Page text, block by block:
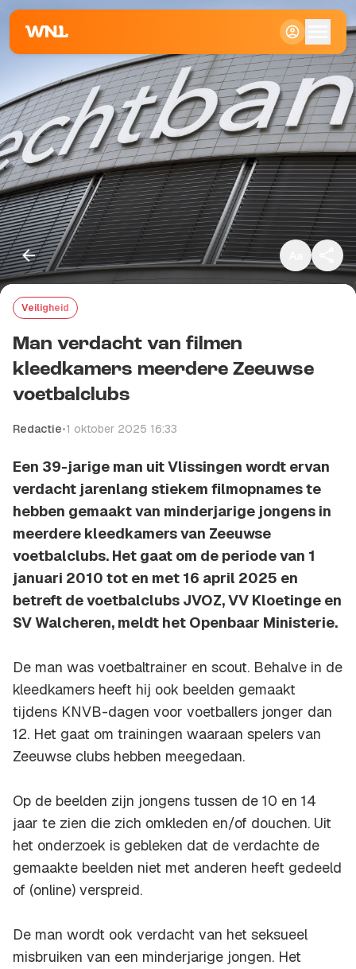
Klein
Standaard
Groot
Veiligheid
Man verdacht van filmen
kleedkamers meerdere Zeeuwse
voetbalclubs
Redactie•1 oktober 2025 16:33
Een 39-jarige man uit Vlissingen wordt ervan
verdacht jarenlang stiekem filmopnames te
hebben gemaakt van minderjarige jongens in
meerdere kleedkamers van Zeeuwse
voetbalclubs. Het gaat om de periode van 1
januari 2010 tot en met 16 april 2025 en
betreft de voetbalclubs JVOZ, VV Kloetinge en
SV Walcheren, meldt het Openbaar Ministerie.
De man was voetbaltrainer en scout. Behalve in de
kleedkamers heeft hij ook beelden gemaakt
tijdens KNVB-dagen voor voetballers jonger dan
12. Het gaat om trainingen waaraan spelers van
Zeeuwse clubs hebben meegedaan.
Op de beelden zijn jongens tussen de 10 en 14
jaar te zien die zich omkleden en/of douchen. Uit
het onderzoek is gebleken dat de verdachte de
gemaakte beelden niet met anderen heeft gedeeld
of (online) verspreid.
De man wordt ook verdacht van het seksueel
misbruiken van een minderjarige jongen. Het